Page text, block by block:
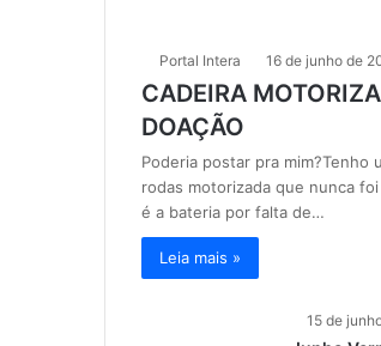
Portal Intera 16 de junho de
CADEIRA
DOAÇÃO
Poderia postar pra mim?Tenho
rodas motorizada que nunca
é a bateria por falta de…
Leia mais »
15 de